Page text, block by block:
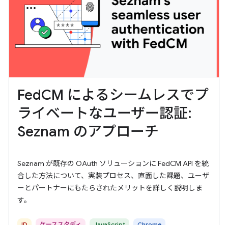
FedCM によるシームレスでプ
ライベートなユーザー認証:
Seznam のアプローチ
Seznam が既存の OAuth ソリューションに FedCM API を統
合した方法について、実装プロセス、直面した課題、ユーザ
ーとパートナーにもたらされたメリットを詳しく説明しま
す。